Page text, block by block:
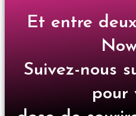
Et entre
Suivez-nous
pour